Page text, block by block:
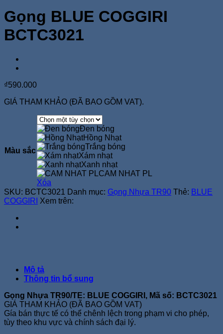
Gọng BLUE COGGIRI
BCTC3021
₫590.000
GIÁ THAM KHẢO (ĐÃ BAO GỒM VAT).
Màu sắc
Đen bóng
Hồng Nhạt
Trắng bóng
Xám nhạt
Xanh nhạt
CAM NHAT PL
Xóa
SKU: BCTC3021 Danh mục: Gọng Nhựa TR90 Thẻ: BLUE
COGGIRI Xem trên:
Mô tả
Thông tin bổ sung
Gọng Nhựa TR90/TE: BLUE COGGIRI, Mã số: BCTC3021
GIÁ THAM KHẢO (ĐÃ BAO GỒM VAT)
Gía bán thực tế có thể chênh lệch trong phạm vi cho phép,
tùy theo khu vực và chính sách đại lý.